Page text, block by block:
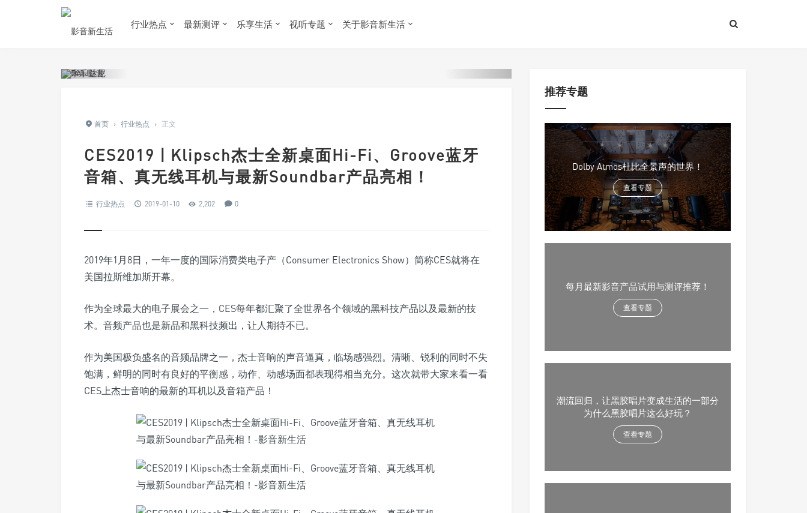
行业热点 最新测评 乐享生活 视听专题 关于影音新生活
首页 › 行业热点 › 正文
CES2019 | Klipsch杰士全新桌面Hi-Fi、Groove蓝牙
音箱、真无线耳机与最新Soundbar产品亮相！
行业热点 2019-01-10 2,202 0
2019年1月8日，一年一度的国际消费类电子产（Consumer Electronics Show）简称CES就将在
美国拉斯维加斯开幕。
作为全球最大的电子展会之一，CES每年都汇聚了全世界各个领域的黑科技产品以及最新的技
术。音频产品也是新品和黑科技频出，让人期待不已。
作为美国极负盛名的音频品牌之一，杰士音响的声音逼真，临场感强烈。清晰、锐利的同时不失
饱满，鲜明的同时有良好的平衡感，动作、动感场面都表现得相当充分。这次就带大家来看一看
CES上杰士音响的最新的耳机以及音箱产品！
推荐专题
Dolby Atmos杜比全景声的世界！
查看专题
每月最新影音产品试用与测评推荐！
查看专题
潮流回归，让黑胶唱片变成生活的一部分
为什么黑胶唱片这么好玩？
查看专题